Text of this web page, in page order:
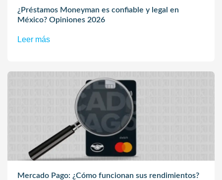
¿Préstamos Moneyman es confiable y legal en
México? Opiniones 2026
Leer más
Mercado Pago: ¿Cómo funcionan sus rendimientos?